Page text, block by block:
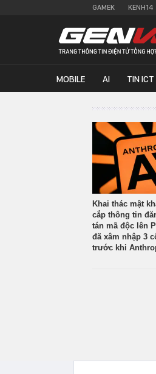
GAMEK KENH14
MOBILE AI TIN ICT
Khai thác mật
cắp thông tin
tán mã độc lên
đã xâm nhập 3
trước khi